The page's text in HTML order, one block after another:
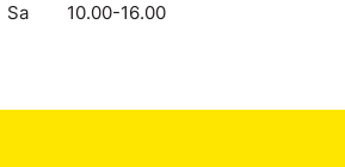
Sa
10.00-16.00